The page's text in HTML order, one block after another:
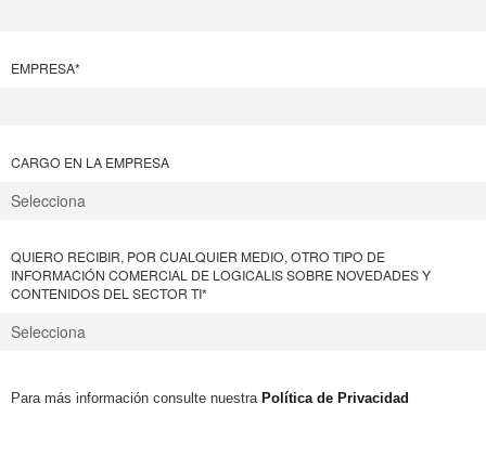
EMPRESA*
CARGO EN LA EMPRESA
QUIERO RECIBIR, POR CUALQUIER MEDIO, OTRO TIPO DE
INFORMACIÓN COMERCIAL DE LOGICALIS SOBRE NOVEDADES Y
CONTENIDOS DEL SECTOR TI*
Para más información consulte nuestra Política de Privacidad